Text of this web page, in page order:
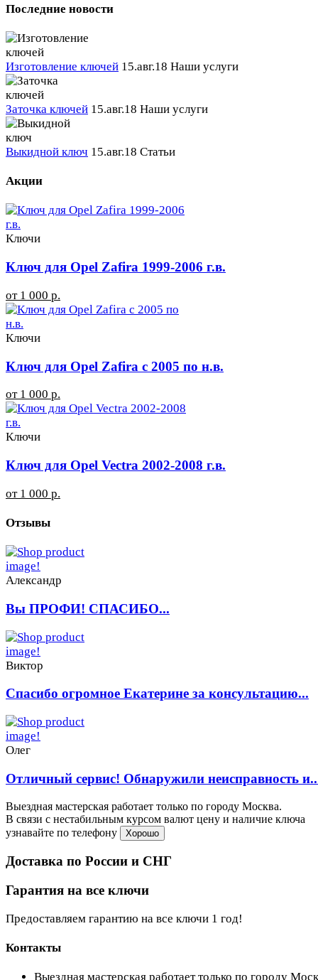
Последние новости
Изготовление ключей 15.авг.18 Наши услуги
Заточка ключей 15.авг.18 Наши услуги
Выкидной ключ 15.авг.18 Статьи
Акции
Ключи
Ключ для Opel Zafira 1999-2006 г.в.
от 1 000 р.
Ключи
Ключ для Opel Zafira с 2005 по н.в.
от 1 000 р.
Ключи
Ключ для Opel Vectra 2002-2008 г.в.
от 1 000 р.
Отзывы
Александр
Вы ПРОФИ! СПАСИБО...
Виктор
Спасибо огромное Екатерине за консультацию...
Олег
Отличный сервис! Обнаружили неисправность
Выездная мастерская работает только по городу Москва.
В связи с нестабильным курсом валют цену и наличие ключа
узнавайте по телефону
Хорошо
Доставка по России и СНГ
Гарантия на все ключи
Предоставляем гарантию на все ключи 1 год!
Контакты
Выездная мастерская работает только по городу